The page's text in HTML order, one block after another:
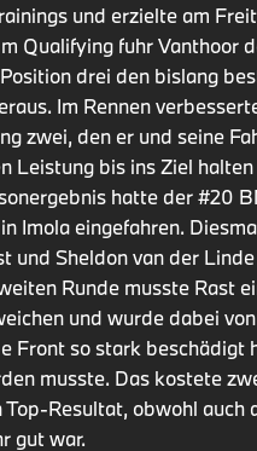
und erzielte am
Qualifying fuhr Vanthoor
drei den bislang
Im Rennen
zwei, den er und seine
Leistung bis ins Ziel
hatte der #20
Imola eingefahren.
und Sheldon van der
Runde musste Rast
und wurde dabei
Front so stark beschädigt
musste. Das kostete
Top-Resultat, obwohl auch
gut war.